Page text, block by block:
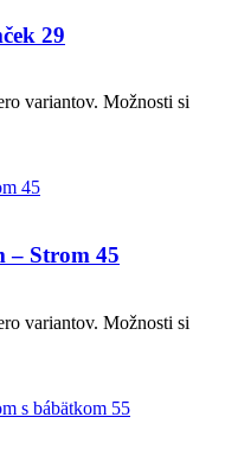
29
variantov. Možnosti si
– Strom 45
variantov. Možnosti si